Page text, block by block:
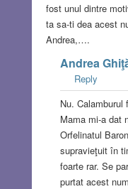
fost unul dintre
ta sa-ti dea acest
Andrea,….
Andrea
Reply
Nu. Calamburul
Mama mi-a dat
Orfelinatul
supravieţuit în
foarte rar. Se
purtat acest